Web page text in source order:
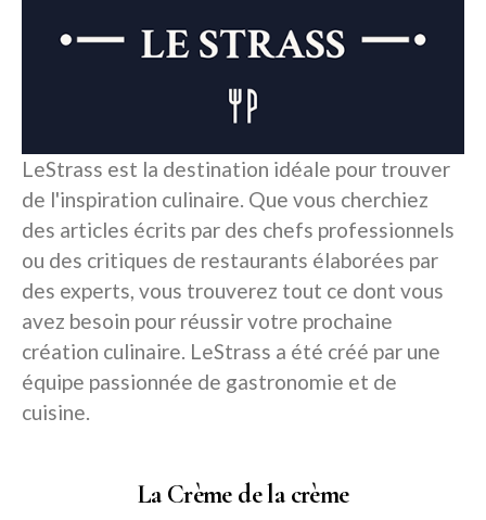
LeStrass est la destination idéale pour trouver
de l'inspiration culinaire. Que vous cherchiez
des articles écrits par des chefs professionnels
ou des critiques de restaurants élaborées par
des experts, vous trouverez tout ce dont vous
avez besoin pour réussir votre prochaine
création culinaire. LeStrass a été créé par une
équipe passionnée de gastronomie et de
cuisine.
La Crème de la crème